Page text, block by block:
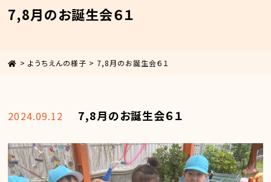
7,8月のお誕生会６１
> ようちえんの様子 > 7,8月のお誕生会６１
2024.09.12 7,8月のお誕生会６１